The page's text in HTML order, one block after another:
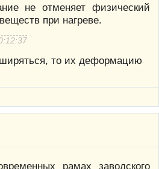
не отменяет физический
при нагреве.
то их деформацию
рамах заводского